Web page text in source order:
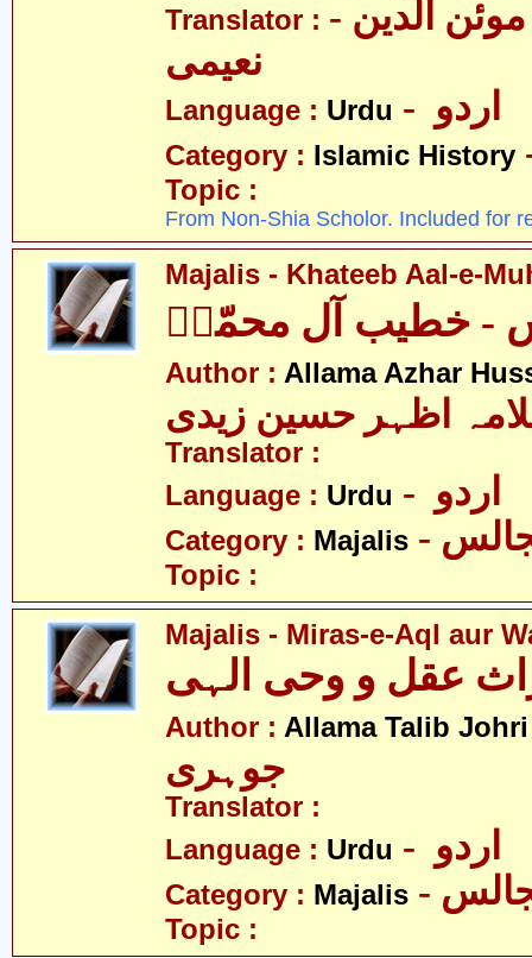
Translator : - سیّد غلام موئن الدین
Language : Urdu
Category : Islamic History
Topic :
From Non-Shia Scholor. Included for
Majalis - Khateeb Aal-e-
- خطیب آل محمّدؑ
Author : Allama Azhar
Translator :
Language : Urdu
Category : Majalis
Topic :
Majalis - Miras-e-Aql aur
عقل و وحی الہی
Author : Allama Talib Johri
جوہری
Translator :
Language : Urdu
Category : Majalis
Topic :